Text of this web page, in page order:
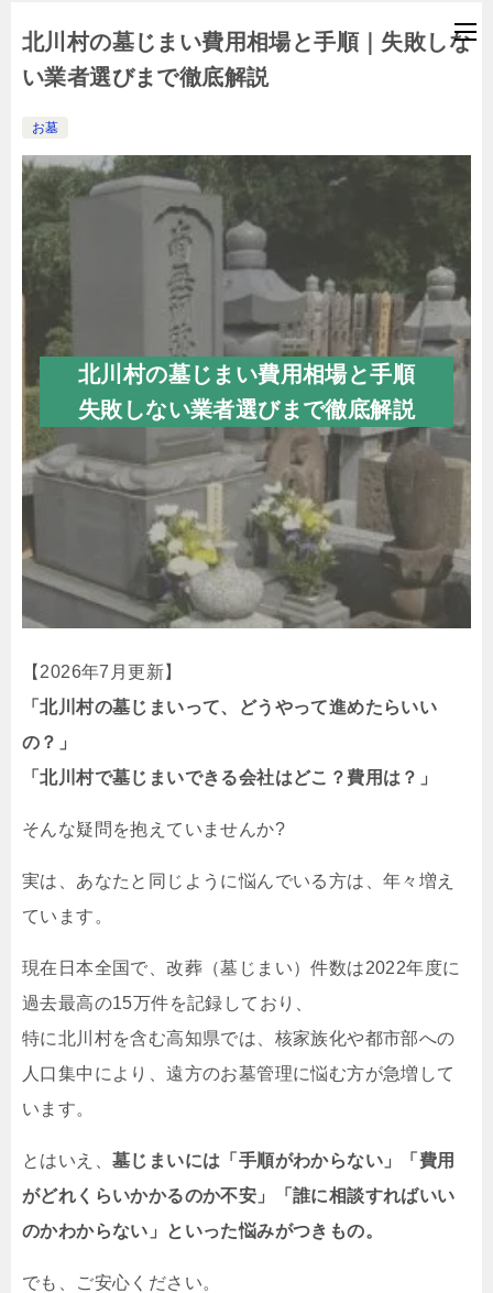
北川村の墓じまい費用相場と手順｜失敗しな
い業者選びまで徹底解説
お墓
北川村の墓じまい費用相場と手順
失敗しない業者選びまで徹底解説
【2026年7月更新】
「北川村の墓じまいって、どうやって進めたらいい
の？」
「北川村で墓じまいできる会社はどこ？費用は？」
そんな疑問を抱えていませんか?
実は、あなたと同じように悩んでいる方は、年々増え
ています。
現在日本全国で、改葬（墓じまい）件数は2022年度に
過去最高の15万件を記録しており、
特に北川村を含む高知県では、核家族化や都市部への
人口集中により、遠方のお墓管理に悩む方が急増して
います。
とはいえ、 墓じまいには「手順がわからない」「費用
がどれくらいかかるのか不安」「誰に相談すればいい
のかわからない」といった悩みがつきもの。
でも、ご安心ください。